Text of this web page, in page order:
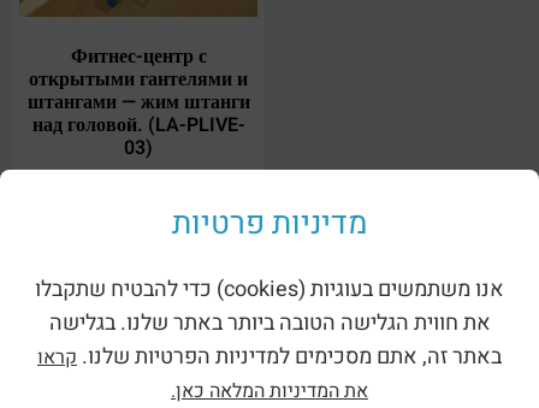
Фитнес-центр с
открытыми гантелями и
штангами — жим штанги
над головой. (LA-PLIVE-
03)
Переходим к параллельным категориям:
מדיניות פרטיות
אנו משתמשים בעוגיות (cookies) כדי להבטיח שתקבלו
את חווית הגלישה הטובה ביותר באתר שלנו. בגלישה
באתר זה, אתם מסכימים למדיניות הפרטיות שלנו. קראו
את המדיניות המלאה כאן.